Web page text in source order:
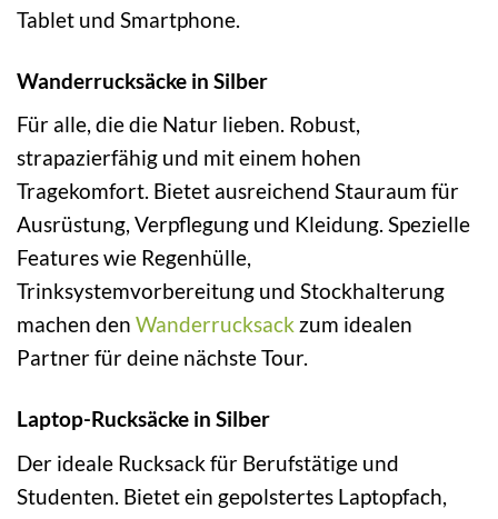
Tablet und Smartphone.
Wanderrucksäcke in Silber
Für alle, die die Natur lieben. Robust,
strapazierfähig und mit einem hohen
Tragekomfort. Bietet ausreichend Stauraum für
Ausrüstung, Verpflegung und Kleidung. Spezielle
Features wie Regenhülle,
Trinksystemvorbereitung und Stockhalterung
machen den Wanderrucksack zum idealen
Partner für deine nächste Tour.
Laptop-Rucksäcke in Silber
Der ideale Rucksack für Berufstätige und
Studenten. Bietet ein gepolstertes Laptopfach,